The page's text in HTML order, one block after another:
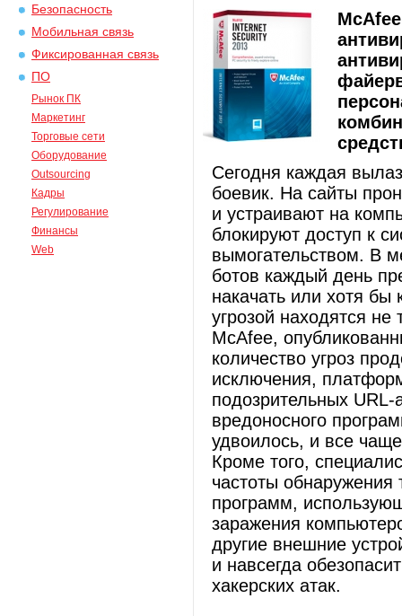
Безопасность
Мобильная связь
Фиксированная связь
ПО
Рынок ПК
Маркетинг
Торговые сети
Оборудование
Outsourcing
Кадры
Регулирование
Финансы
Web
Сегодня каждая
боевик. На сайты
и устраивают на
блокируют доступ к
вымогательством. В
ботов каждый день
накачать или хотя бы
угрозой находятся
McAfee,
количество угроз
исключения,
подозрительных
вредоносного
удвоилось, и все
Кроме того,
частоты
программ,
заражения
другие внешние
и навсегда
хакерских атак.